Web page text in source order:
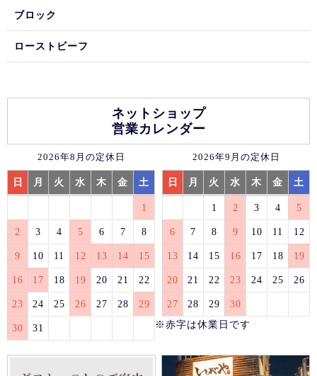
ブロック
ローストビーフ
ネットショップ
営業カレンダー
2026年8月の定休日
日 月 火 水 木 金 土
1
2 3 4 5 6 7 8
9 10 11 12 13 14 15
16 17 18 19 20 21 22
23 24 25 26 27 28 29
30 31
2026年9月の定休日
日 月 火 水 木 金 土
1 2 3 4 5
6 7 8 9 10 11 12
13 14 15 16 17 18 19
20 21 22 23 24 25 26
27 28 29
30
※赤字は休業日です